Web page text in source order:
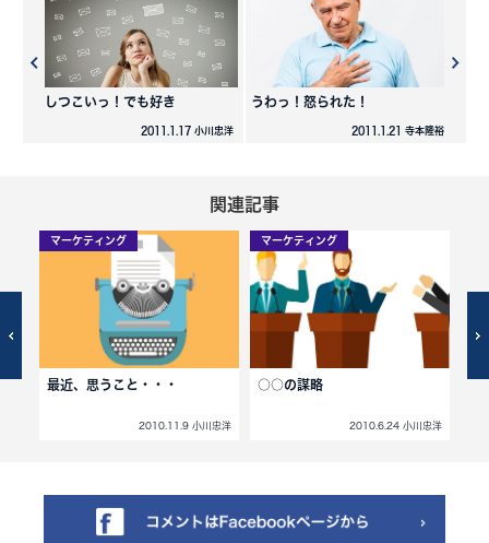
しつこいっ！でも好き
2011.1.17 小川忠洋
うわっ！怒られた！
2011.1.21 寺本隆裕
関連記事
マーケティング
最近、思うこと・・・
2010.11.9 小川忠洋
マーケティング
○○の謀略
2010.6.24 小川忠洋